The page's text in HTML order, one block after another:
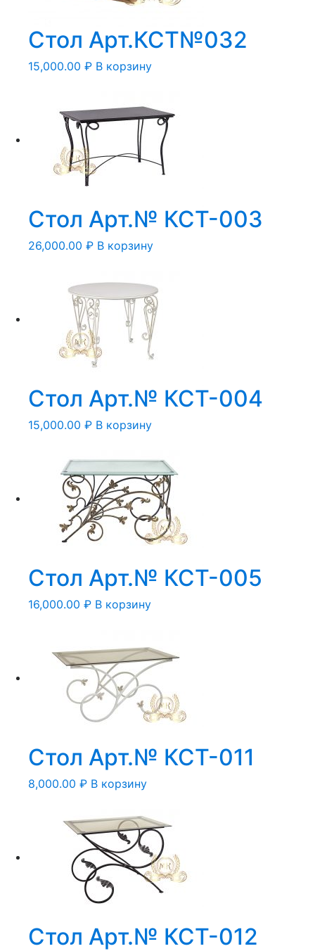
Стол Арт.КСТ№032
15,000.00 ₽ В корзину
Стол Арт.№ КСТ-003
26,000.00 ₽ В корзину
Стол Арт.№ КСТ-004
15,000.00 ₽ В корзину
Стол Арт.№ КСТ-005
16,000.00 ₽ В корзину
Стол Арт.№ КСТ-011
8,000.00 ₽ В корзину
Стол Арт.№ КСТ-012